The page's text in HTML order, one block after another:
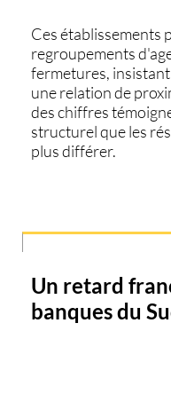
Ces établissements
regroupements
fermetures,
une relation de
des chiffres
structurel que les
plus différer.
Un retard
banques du